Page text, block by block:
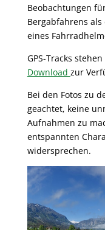
Beobachtungen
Bergabfahrens als
eines
GPS-Tracks
Download zur
Bei den Fotos zu
geachtet, keine
Aufnahmen zu
entspannten
widersprechen.